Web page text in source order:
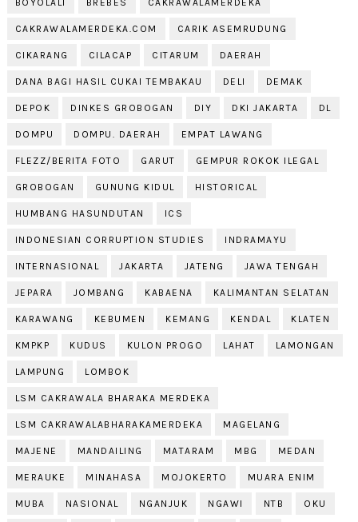
BOYOLALI BREBES CAKRAWALAMERDEKA
CAKRAWALAMERDEKA.COM CARIK ASEMRUDUNG
CIKARANG CILACAP CITARUM DAERAH
DANA BAGI HASIL CUKAI TEMBAKAU DELI DEMAK
DEPOK DINKES GROBOGAN DIY DKI JAKARTA DL
DOMPU DOMPU. DAERAH EMPAT LAWANG
FLEZZ/BERITA FOTO GARUT GEMPUR ROKOK ILEGAL
GROBOGAN GUNUNG KIDUL HISTORICAL
HUMBANG HASUNDUTAN ICS
INDONESIAN CORRUPTION STUDIES INDRAMAYU
INTERNASIONAL JAKARTA JATENG JAWA TENGAH
JEPARA JOMBANG KABAENA KALIMANTAN SELATAN
KARAWANG KEBUMEN KEMANG KENDAL KLATEN
KMPKP KUDUS KULON PROGO LAHAT LAMONGAN
LAMPUNG LOMBOK
LSM CAKRAWALA BHARAKA MERDEKA
LSM CAKRAWALABHARAKAMERDEKA MAGELANG
MAJENE MANDAILING MATARAM MBG MEDAN
MERAUKE MINAHASA MOJOKERTO MUARA ENIM
MUBA NASIONAL NGANJUK NGAWI NTB OKU